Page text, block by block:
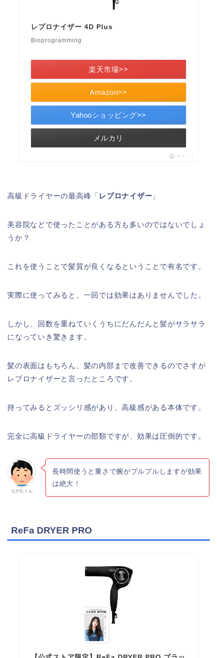
レプロナイザー 4D Plus
Bioprogramming
Amazon>>
楽天市場>>
Yahooショッピング>>
メルカリ
ポチップ
高級ドライヤーの最高峰「 レプロナイザー 」
美容院などで使ったことがある方も多いのではないでしょ
うか？
これを使うことで髪質が良くなるということで有名です。
実際に使ってみると、一回では効果はありませんでした。
しかし、回数を重ねていくうちにだんだんと髪がサラサラ
になっていき驚きます。
髪の表面はもちろん、髪の内部まで改善できるのでさすが
レプロナイザーと言ったところです。
持ってみるとズッシリ感があり、高級感がある本体です。
完全に高級ドライヤーの部類ですが、効果は圧倒的です。
なかむくん
長時間使うと重さで腕がプルプルしますが効果
は絶大！
ReFa DRYER PRO